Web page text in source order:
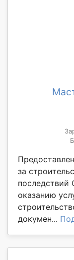
за
оказанию
докумен...